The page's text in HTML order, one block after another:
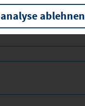
2024
ablehnen